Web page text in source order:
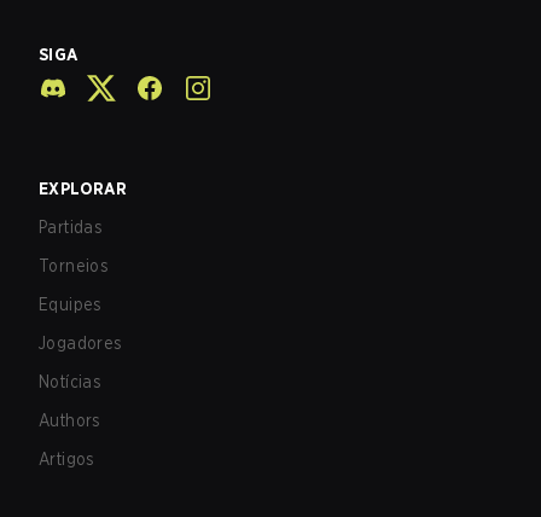
SIGA
EXPLORAR
Partidas
Torneios
Equipes
Jogadores
Notícias
Authors
Artigos